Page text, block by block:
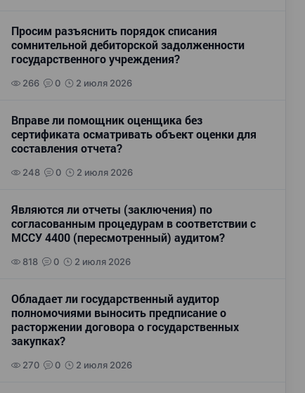
Просим разъяснить порядок списания
сомнительной дебиторской задолженности
государственного учреждения?
266 0 2 июля 2026
Вправе ли помощник оценщика без
сертификата осматривать объект оценки для
составления отчета?
248 0 2 июля 2026
Являются ли отчеты (заключения) по
согласованным процедурам в соответствии с
МССУ 4400 (пересмотренный) аудитом?
818 0 2 июля 2026
Обладает ли государственный аудитор
полномочиями выносить предписание о
расторжении договора о государственных
закупках?
270 0 2 июля 2026